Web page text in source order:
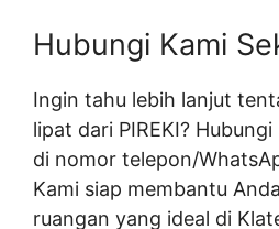
Hubungi Kami
Ingin tahu lebih lanjut
lipat dari PIREKI?
di nomor telepon/
Kami siap membantu
ruangan yang ideal di